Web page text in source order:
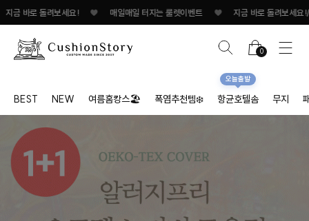
로 돌려보세요! ♥ 매일매일 터지는 룰렛이벤트 ♥ 지금 바로 돌려보세요!/
0
BEST NEW 여름홈캉스🏖 폭염추천템❄️ 항균호텔솜
오늘출발
무지